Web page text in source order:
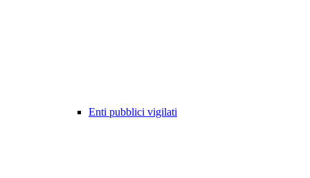
Enti pubblici vigilati